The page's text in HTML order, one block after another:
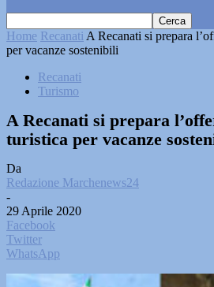
Home Recanati A Recanati si prepara
per vacanze sostenibili
Recanati
Turismo
A Recanati si prepara
turistica per vacanze
Da
Redazione Marchenews24
-
29 Aprile 2020
Facebook
Twitter
WhatsApp